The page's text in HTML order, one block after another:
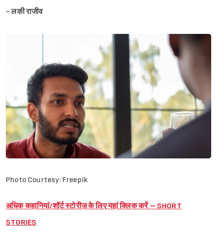
- लकी राजीव
Photo Courtesy: Freepik
अधिक कहानियां/शॉर्ट स्टोरीज़ के लिए यहां क्लिक करें – SHORT
STORIES